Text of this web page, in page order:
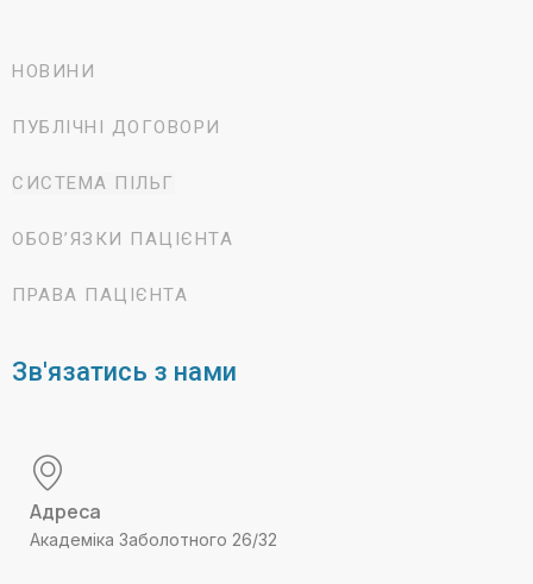
НОВИНИ
ПУБЛІЧНІ ДОГОВОРИ
СИСТЕМА ПІЛЬГ
ОБОВ’ЯЗКИ ПАЦІЄНТА
ПРАВА ПАЦІЄНТА
Зв'язатись з нами
Адреса
Академіка Заболотного 26/32